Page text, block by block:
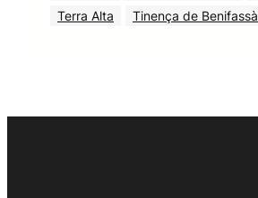
Terra Alta
Tinença de Benifassà